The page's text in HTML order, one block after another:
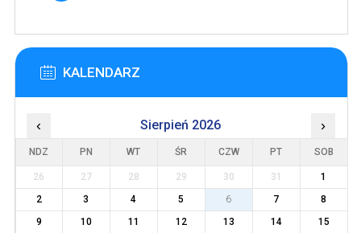
KALENDARZ
‹ Sierpień 2026 ›
NDZ PN WT ŚR CZW PT SOB
26 27 28 29 30 31
1
2
3 4 5 6 7
8
9
10 11 12 13 14
15